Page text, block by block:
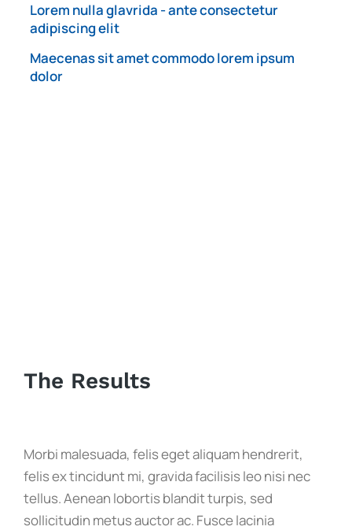
Lorem nulla glavrida - ante consectetur
adipiscing elit
Maecenas sit amet commodo lorem ipsum
dolor
The Results
Morbi malesuada, felis eget aliquam hendrerit,
felis ex tincidunt mi, gravida facilisis leo nisi nec
tellus. Aenean lobortis blandit turpis, sed
sollicitudin metus auctor ac. Fusce lacinia